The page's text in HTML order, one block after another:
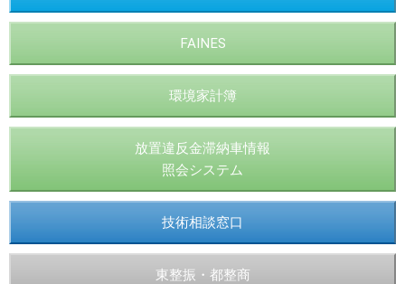
FAINES
環境家計簿
放置違反金滞納車情報
照会システム
技術相談窓口
東整振・都整商